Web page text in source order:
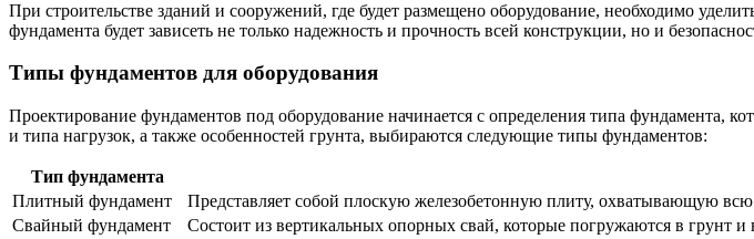
При строительстве зданий и сооружений, где будет размещено оборудование, необходимо
фундамента будет зависеть не только надежность и прочность всей конструкции, но и
Типы фундаментов для оборудования
Проектирование фундаментов под оборудование начинается с определения типа фундамента,
и типа нагрузок, а также особенностей грунта, выбираются следующие типы фундаментов:
Тип фундамента
Плитный фундамент
Представляет собой плоскую железобетонную плиту, охватывающую
Свайный фундамент
Состоит из вертикальных опорных свай, которые погружаются в грунт